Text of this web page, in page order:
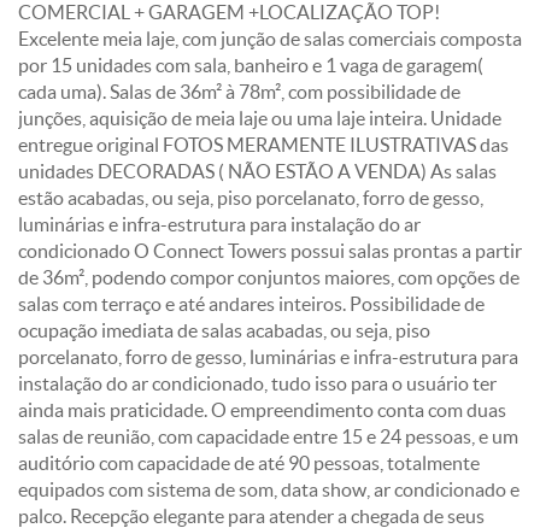
COMERCIAL + GARAGEM +LOCALIZAÇÃO TOP!
Excelente meia laje, com junção de salas comerciais composta
por 15 unidades com sala, banheiro e 1 vaga de garagem(
cada uma). Salas de 36m² à 78m², com possibilidade de
junções, aquisição de meia laje ou uma laje inteira. Unidade
entregue original FOTOS MERAMENTE ILUSTRATIVAS das
unidades DECORADAS ( NÃO ESTÃO A VENDA) As salas
estão acabadas, ou seja, piso porcelanato, forro de gesso,
luminárias e infra-estrutura para instalação do ar
condicionado O Connect Towers possui salas prontas a partir
de 36m², podendo compor conjuntos maiores, com opções de
salas com terraço e até andares inteiros. Possibilidade de
ocupação imediata de salas acabadas, ou seja, piso
porcelanato, forro de gesso, luminárias e infra-estrutura para
instalação do ar condicionado, tudo isso para o usuário ter
ainda mais praticidade. O empreendimento conta com duas
salas de reunião, com capacidade entre 15 e 24 pessoas, e um
auditório com capacidade de até 90 pessoas, totalmente
equipados com sistema de som, data show, ar condicionado e
palco. Recepção elegante para atender a chegada de seus